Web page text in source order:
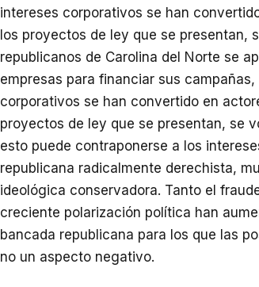
intereses corporativos se han
los proyectos de ley que se presentan,
republicanos de Carolina del Norte se
empresas para financiar sus
corporativos se han convertido en
proyectos de ley que se presentan, se
esto puede contraponerse a los
republicana radicalmente derechista,
ideológica conservadora. Tanto el
creciente polarización política han
bancada republicana para los que las
no un aspecto negativo.